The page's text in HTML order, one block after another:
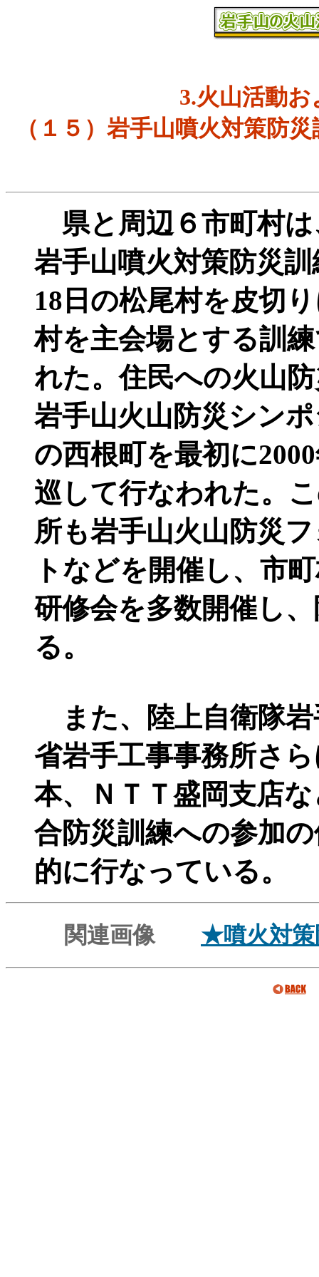
3.火山活動
（１５）岩手山噴火対策防
県と周辺６市町村
岩手山噴火対策防災
18日の松尾村を皮切
村を主会場とする訓
れた。住民への火山
岩手山火山防災シン
の西根町を最初に
巡して行なわれた。
所も岩手山火山防災
トなどを開催し、市
研修会を多数開催し
る。
また、陸上自衛隊岩
省岩手工事事務所さ
本、ＮＴＴ盛岡支店
合防災訓練への参加
的に行なっている。
関連画像 ★噴火対策